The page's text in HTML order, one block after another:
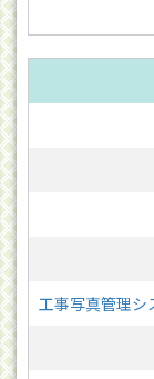
工事写真管理シ